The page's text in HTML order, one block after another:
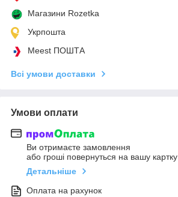
Магазини Rozetka
Укрпошта
Meest ПОШТА
Всі умови доставки
Умови оплати
Ви отримаєте замовлення
або гроші повернуться на вашу картку
Детальніше
Оплата на рахунок